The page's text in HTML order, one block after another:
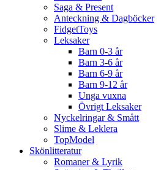
Saga & Present
Anteckning & Dagböcker
FidgetToys
Leksaker
Barn 0-3 år
Barn 3-6 år
Barn 6-9 år
Barn 9-12 år
Unga vuxna
Övrigt Leksaker
Nyckelringar & Smått
Slime & Leklera
TopModel
Skönlitteratur
Romaner & Lyrik